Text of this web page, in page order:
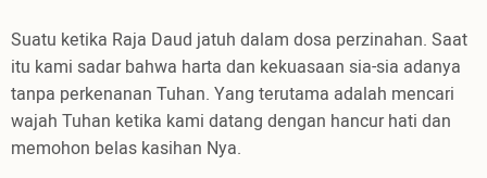
Suatu ketika Raja Daud jatuh dalam dosa perzinahan. Saat
itu kami sadar bahwa harta dan kekuasaan sia-sia adanya
tanpa perkenanan Tuhan. Yang terutama adalah mencari
wajah Tuhan ketika kami datang dengan hancur hati dan
memohon belas kasihan Nya.